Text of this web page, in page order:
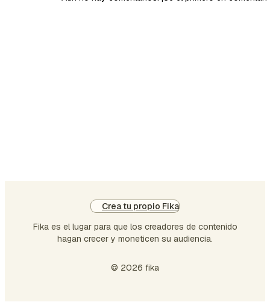
Crea tu propio Fika
Fika es el lugar para que los creadores de contenido
hagan crecer y moneticen su audiencia.
© 2026 fika